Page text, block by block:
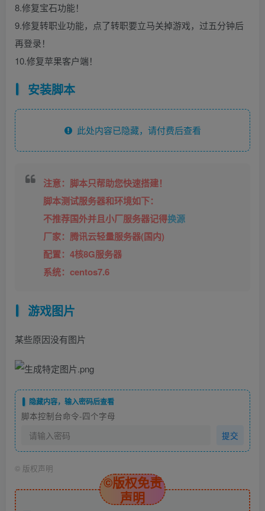
8.修复宝石功能！
9.修复转职业功能，点了转职要立马关掉游戏，过五分钟后
再登录！
10.修复苹果客户端！
安装脚本
此处内容已隐藏，请付费后查看
注意：脚本只帮助您快速搭建！
脚本测试服务器和环境如下：
不推荐国外并且小厂服务器记得换源
厂家：腾讯云轻量服务器(国内)
配置：4核8G服务器
系统：centos7.6
游戏图片
某些原因没有图片
隐藏内容，输入密码后查看
脚本控制台命令-四个字母
提交
© 版权声明
©版权免责
声明